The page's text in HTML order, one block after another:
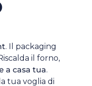
. Il packaging
il forno,
a casa tua.
tua voglia di